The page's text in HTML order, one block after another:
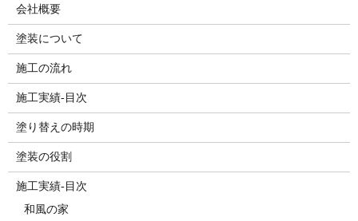
会社概要
塗装について
施工の流れ
施工実績-目次
塗り替えの時期
塗装の役割
施工実績-目次
和風の家